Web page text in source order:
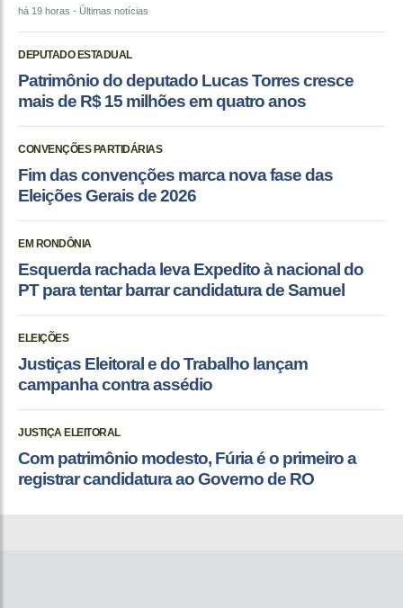
há 19 horas - Últimas notícias
DEPUTADO ESTADUAL
Patrimônio do deputado Lucas Torres cresce
mais de R$ 15 milhões em quatro anos
CONVENÇÕES PARTIDÁRIAS
Fim das convenções marca nova fase das
Eleições Gerais de 2026
EM RONDÔNIA
Esquerda rachada leva Expedito à nacional do
PT para tentar barrar candidatura de Samuel
ELEIÇÕES
Justiças Eleitoral e do Trabalho lançam
campanha contra assédio
JUSTIÇA ELEITORAL
Com patrimônio modesto, Fúria é o primeiro a
registrar candidatura ao Governo de RO